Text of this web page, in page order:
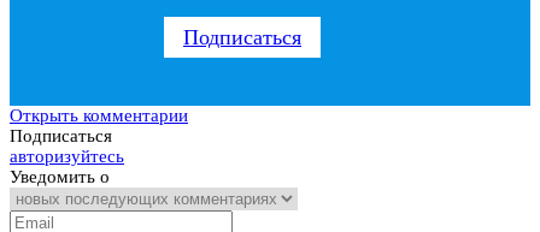
Подписаться
Открыть комментарии
Подписаться
авторизуйтесь
Уведомить о